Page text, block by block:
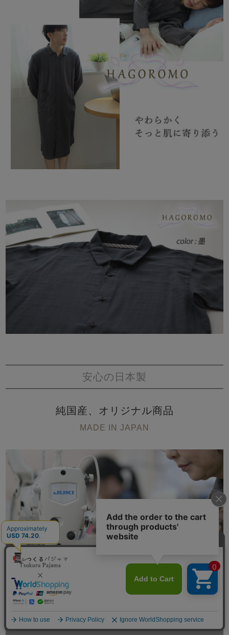
メニュー
安心の日本製
純国産、オリジナル商品
MADE IN JAPAN
1枚1枚、職人が京都の自社工場で
縫製